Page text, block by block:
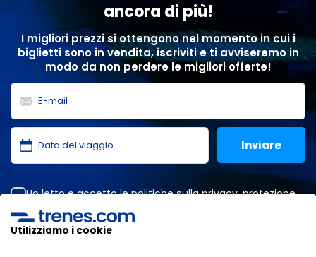
ancora di più!
I migliori prezzi si ottengono nel momento in cui i
biglietti sono in vendita, iscriviti e ti avviseremo in
modo da non perdere le migliori offerte!
Ho letto e accetto lepolitiche sulla privacy,protezione
dei dati
Utilizziamo i cookie